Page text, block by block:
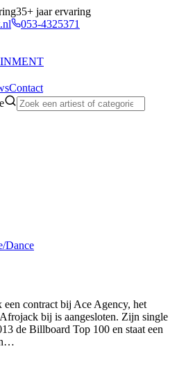
35+ jaar ervaring
053-4325371
Contact
Dance
contract bij Ace Agency, het
bij is aangesloten. Zijn single
de Billboard Top 100 en staat een